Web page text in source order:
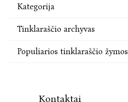
Kategorija
Tinklaraščio archyvas
Populiarios tinklaraščio žymos
Kontaktai